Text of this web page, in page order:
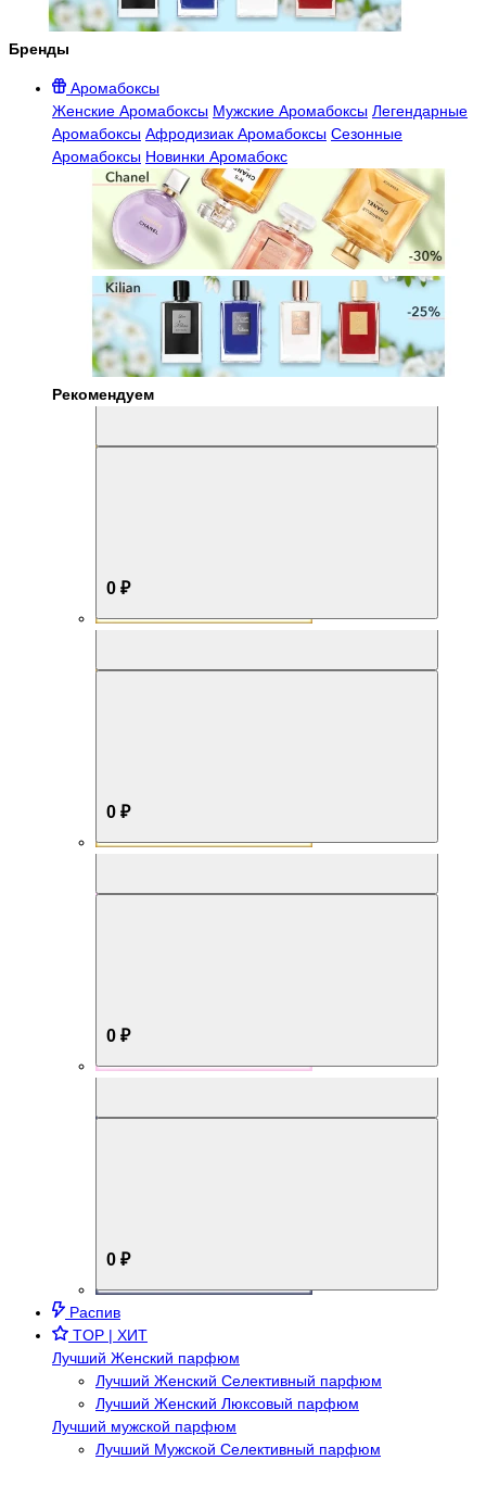
Бренды
Аромабоксы
Женские Аромабоксы Мужские Аромабоксы Легендарные
Аромабоксы Афродизиак Аромабоксы Сезонные
Аромабоксы Новинки Аромабокс
Рекомендуем
0 ₽
0 ₽
0 ₽
0 ₽
Распив
TOP | ХИТ
Лучший Женский парфюм
Лучший Женский Селективный парфюм
Лучший Женский Люксовый парфюм
Лучший мужской парфюм
Лучший Мужской Селективный парфюм